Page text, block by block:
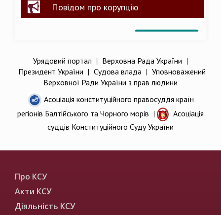
Повідом про корупцію
Урядовий портал | Верховна Рада України |
Президент України | Судова влада| Уповноважений
Верховної Ради України з прав людини
Асоціація конституційного правосуддя країн
регіонів Балтійського та Чорного морів |
Асоціація
суддів Конституційного Суду України
Про КСУ
Акти КСУ
Діяльність КСУ